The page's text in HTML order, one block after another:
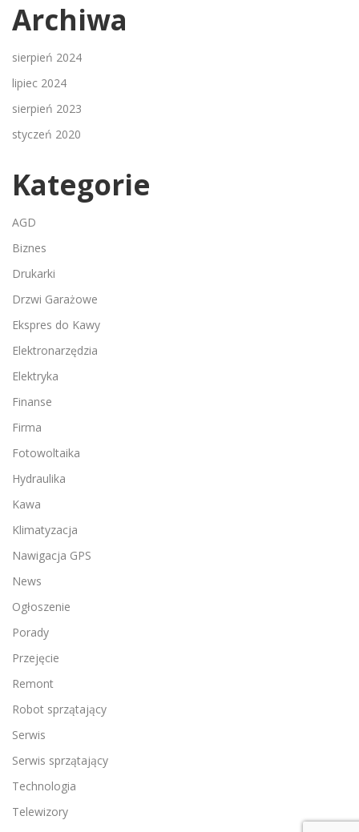
Archiwa
sierpień 2024
lipiec 2024
sierpień 2023
styczeń 2020
Kategorie
AGD
Biznes
Drukarki
Drzwi Garażowe
Ekspres do Kawy
Elektronarzędzia
Elektryka
Finanse
Firma
Fotowoltaika
Hydraulika
Kawa
Klimatyzacja
Nawigacja GPS
News
Ogłoszenie
Porady
Przejęcie
Remont
Robot sprzątający
Serwis
Serwis sprzątający
Technologia
Telewizory